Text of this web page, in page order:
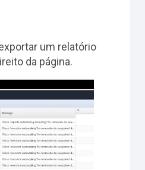
um relatório
da página.